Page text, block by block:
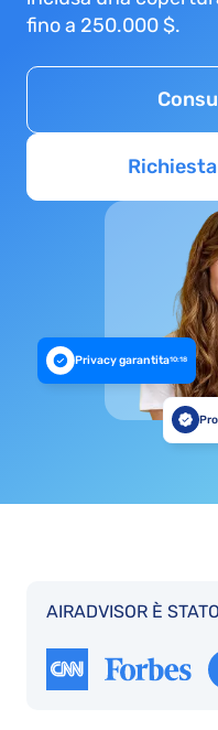
fino a 250.000 $.
Privacy garantita10:18
AIRADVISOR È